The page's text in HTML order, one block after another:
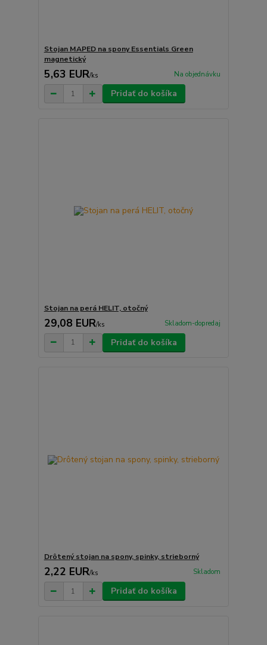
Stojan MAPED na spony Essentials Green
magnetický
5,63 EUR/ks Na objednávku
Pridať do košíka
Stojan na perá HELIT, otočný
29,08 EUR/ks Skladom-dopredaj
Pridať do košíka
Drôtený stojan na spony, spinky, strieborný
2,22 EUR/ks Skladom
Pridať do košíka